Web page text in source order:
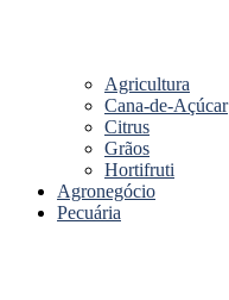
Agricultura
Cana-de-Açúcar
Citrus
Grãos
Hortifruti
Agronegócio
Pecuária